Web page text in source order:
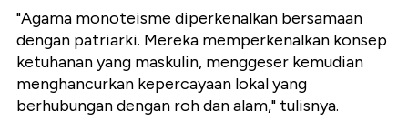
"Agama monoteisme diperkenalkan bersamaan
dengan patriarki. Mereka memperkenalkan konsep
ketuhanan yang maskulin, menggeser kemudian
menghancurkan kepercayaan lokal yang
berhubungan dengan roh dan alam," tulisnya.